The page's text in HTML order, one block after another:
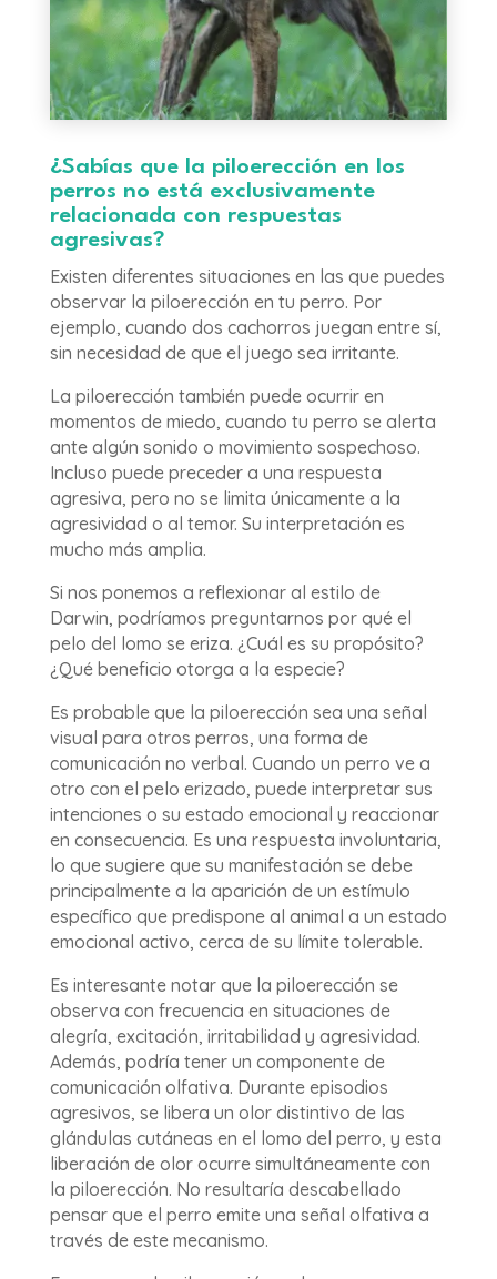
¿Sabías que la piloerección en los
perros no está exclusivamente
relacionada con respuestas
agresivas?
Existen diferentes situaciones en las que puedes
observar la piloerección en tu perro. Por
ejemplo, cuando dos cachorros juegan entre sí,
sin necesidad de que el juego sea irritante.
La piloerección también puede ocurrir en
momentos de miedo, cuando tu perro se alerta
ante algún sonido o movimiento sospechoso.
Incluso puede preceder a una respuesta
agresiva, pero no se limita únicamente a la
agresividad o al temor. Su interpretación es
mucho más amplia.
Si nos ponemos a reflexionar al estilo de
Darwin, podríamos preguntarnos por qué el
pelo del lomo se eriza. ¿Cuál es su propósito?
¿Qué beneficio otorga a la especie?
Es probable que la piloerección sea una señal
visual para otros perros, una forma de
comunicación no verbal. Cuando un perro ve a
otro con el pelo erizado, puede interpretar sus
intenciones o su estado emocional y reaccionar
en consecuencia. Es una respuesta involuntaria,
lo que sugiere que su manifestación se debe
principalmente a la aparición de un estímulo
específico que predispone al animal a un estado
emocional activo, cerca de su límite tolerable.
Es interesante notar que la piloerección se
observa con frecuencia en situaciones de
alegría, excitación, irritabilidad y agresividad.
Además, podría tener un componente de
comunicación olfativa. Durante episodios
agresivos, se libera un olor distintivo de las
glándulas cutáneas en el lomo del perro, y esta
liberación de olor ocurre simultáneamente con
la piloerección. No resultaría descabellado
pensar que el perro emite una señal olfativa a
través de este mecanismo.